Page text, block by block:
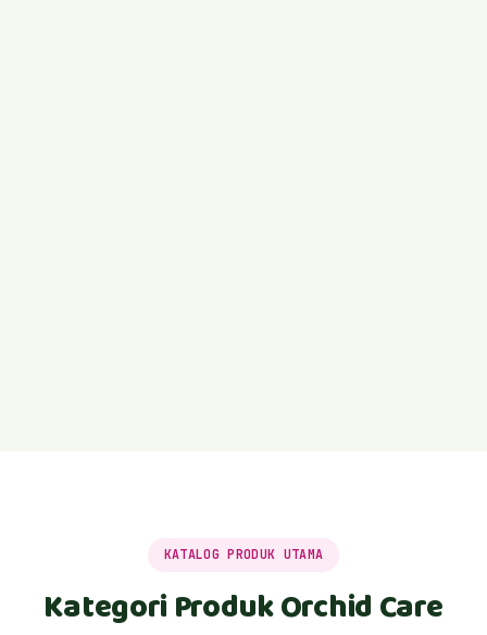
KATALOG PRODUK UTAMA
Kategori Produk Orchid Care